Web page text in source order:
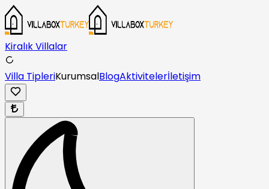
Kiralık Villalar
Villa TipleriKurumsalBlogAktivitelerİletişim